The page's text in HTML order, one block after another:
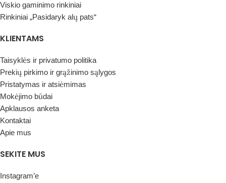
Viskio gaminimo rinkiniai
Rinkiniai „Pasidaryk alų pats“
KLIENTAMS
Taisyklės ir privatumo politika
Prekių pirkimo ir grąžinimo sąlygos
Pristatymas ir atsiėmimas
Mokėjimo būdai
Apklausos anketa
Kontaktai
Apie mus
SEKITE MUS
Instagram’e